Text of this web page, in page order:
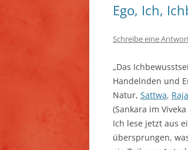
Ego, Ich,
Schreibe eine
„Das
Handelnden und
Natur, Sattwa,
(Sankara im
Ich lese jetzt aus
übersprungen,